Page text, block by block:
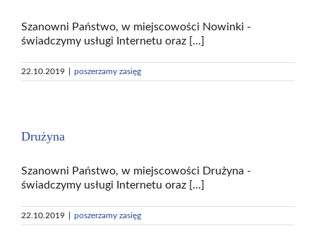
Szanowni Państwo, w miejscowości Nowinki -
świadczymy usługi Internetu oraz [...]
22.10.2019 poszerzamy zasięg
Drużyna
Szanowni Państwo, w miejscowości Drużyna -
świadczymy usługi Internetu oraz [...]
22.10.2019 poszerzamy zasięg